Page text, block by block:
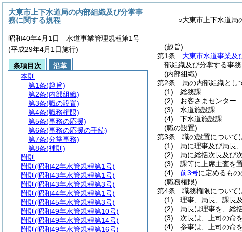
○大東市上下水道局
(趣旨)
第1条
大東市水道事業及
部組織及び分掌する事
(内部組織)
第2条
局の内部組織とし
(1)
総務課
(2)
お客さまセンター
(3)
水道施設課
(4)
下水道施設課
(職の設置)
第3条
職の設置について
(1)
局に理事及び局長
(2)
局に総括次長及び
(3)
課等に上席主査を
(4)
前3号に定めるも
(職務権限)
第4条
職務権限について
(1)
理事、局長、課長
(2)
局長は理事を、総
(3)
次長は、上司の命
(4)
参事は、上司の命
大東市上下水道局の内部組織及び分掌事
務に関する規程
昭和40年4月1日 水道事業管理規程第1号
(平成29年4月1日施行)
条項目次
沿革
本則
第1条(趣旨)
第2条(内部組織)
第3条(職の設置)
第4条(職務権限)
第5条(事務の応援)
第6条(事務の応援の手続)
第7条(分掌事務)
第8条(補則)
附則
附則 (昭和42年水管規程第1号)
附則 (昭和43年水管規程第1号)
附則 (昭和43年水管規程第3号)
附則 (昭和44年水管規程第1号)
附則 (昭和45年水管規程第3号)
附則 (昭和49年水管規程第10号)
附則 (昭和49年水管規程第14号)
附則 (昭和49年水管規程第16号)